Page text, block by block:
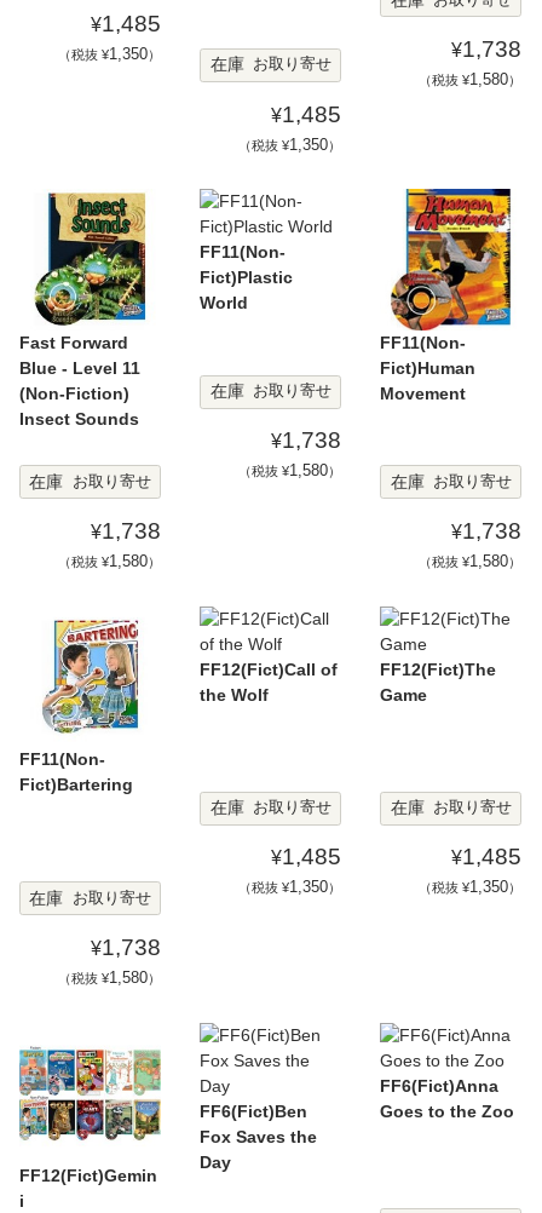
¥1,485
（税抜 ¥1,350）
在庫 お取り寄せ
¥1,485
（税抜 ¥1,350）
¥1,738
（税抜 ¥1,580）
Fast Forward
Blue - Level 11
(Non-Fiction)
Insect Sounds
在庫 お取り寄せ
¥1,738
（税抜 ¥1,580）
FF11(Non-
Fict)Plastic
World
在庫 お取り寄せ
¥1,738
（税抜 ¥1,580）
FF11(Non-
Fict)Human
Movement
在庫 お取り寄せ
¥1,738
（税抜 ¥1,580）
FF11(Non-
Fict)Bartering
在庫 お取り寄せ
¥1,738
（税抜 ¥1,580）
FF12(Fict)Call of
the Wolf
在庫 お取り寄せ
¥1,485
（税抜 ¥1,350）
FF12(Fict)The
Game
在庫 お取り寄せ
¥1,485
（税抜 ¥1,350）
FF12(Fict)Gemin
i
FF6(Fict)Ben
Fox Saves the
Day
FF6(Fict)Anna
Goes to the Zoo